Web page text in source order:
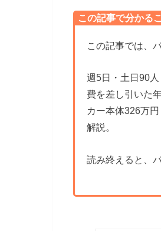
この記事で分かる
この記事では、
週5日・土日90
費を差し引いた
カー本体326万
解説。
読み終えると、